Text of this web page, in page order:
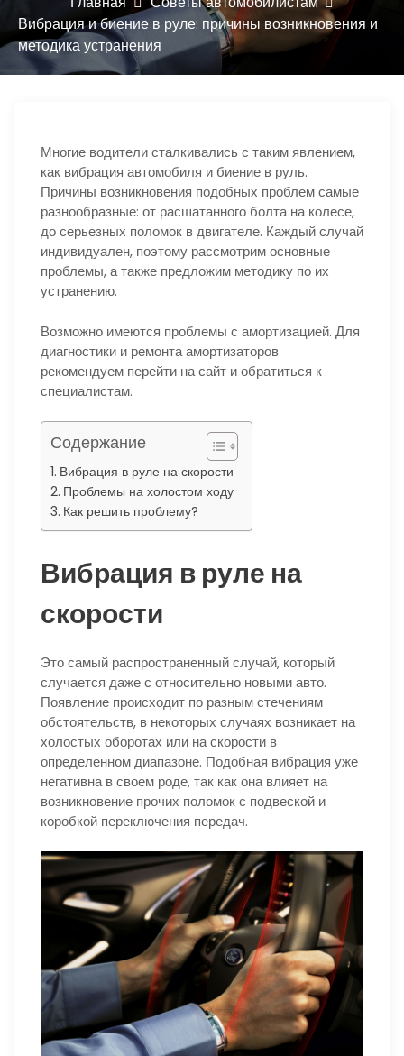
Вибрация и биение в руле: причины возникновения и
методика устранения
Многие водители сталкивались с таким явлением,
как вибрация автомобиля и биение в руль.
Причины возникновения подобных проблем самые
разнообразные: от расшатанного болта на колесе,
до серьезных поломок в двигателе. Каждый случай
индивидуален, поэтому рассмотрим основные
проблемы, а также предложим методику по их
устранению.
Возможно имеются проблемы с амортизацией. Для
диагностики и ремонта амортизаторов
рекомендуем перейти на сайт и обратиться к
специалистам.
Содержание
Вибрация в руле на скорости
Проблемы на холостом ходу
Как решить проблему?
Вибрация в руле на
скорости
Это самый распространенный случай, который
случается даже с относительно новыми авто.
Появление происходит по разным стечениям
обстоятельств, в некоторых случаях возникает на
холостых оборотах или на скорости в
определенном диапазоне. Подобная вибрация уже
негативна в своем роде, так как она влияет на
возникновение прочих поломок с подвеской и
коробкой переключения передач.